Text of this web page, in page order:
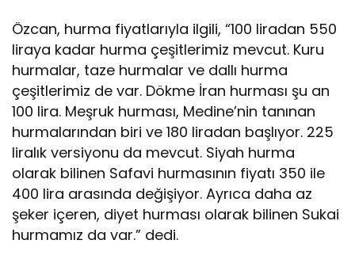
Özcan, hurma fiyatlarıyla ilgili, “100 liradan 550
liraya kadar hurma çeşitlerimiz mevcut. Kuru
hurmalar, taze hurmalar ve dallı hurma
çeşitlerimiz de var. Dökme İran hurması şu an
100 lira. Meşruk hurması, Medine’nin tanınan
hurmalarından biri ve 180 liradan başlıyor. 225
liralık versiyonu da mevcut. Siyah hurma
olarak bilinen Safavi hurmasının fiyatı 350 ile
400 lira arasında değişiyor. Ayrıca daha az
şeker içeren, diyet hurması olarak bilinen Sukai
hurmamız da var.” dedi.